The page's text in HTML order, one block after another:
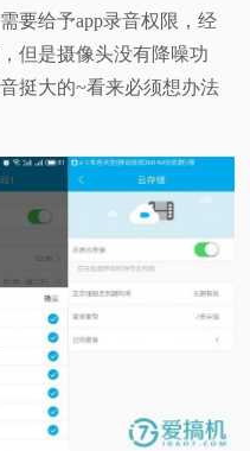
要给予app录音权限，经
但是摄像头没有降噪功
挺大的~看来必须想办法